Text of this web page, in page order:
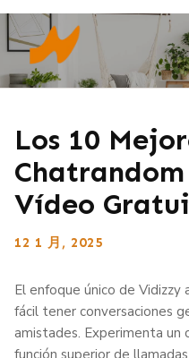
Los 10
Vídeo
12 1 月, 2025
El enfoque único de
fácil tener conversaciones
amistades. Experimenta un
función superior de